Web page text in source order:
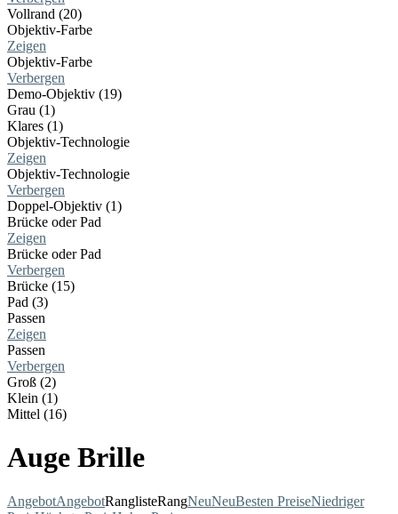
Vollrand (20)
Objektiv-Farbe
Zeigen
Objektiv-Farbe
Verbergen
Demo-Objektiv (19)
Grau (1)
Klares (1)
Objektiv-Technologie
Zeigen
Objektiv-Technologie
Verbergen
Doppel-Objektiv (1)
Brücke oder Pad
Zeigen
Brücke oder Pad
Verbergen
Brücke (15)
Pad (3)
Passen
Zeigen
Passen
Verbergen
Groß (2)
Klein (1)
Mittel (16)
Auge Brille
AngebotAngebotRanglisteRangNeuNeuBesten PreiseNiedriger